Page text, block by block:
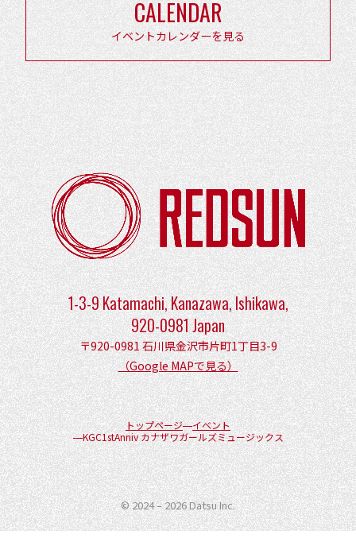
ョ
CALENDAR
イベントカレンダーを見る
1-3-9 Katamachi, Kanazawa, Ishikawa,
920-0981 Japan
〒920-0981 石川県金沢市片町1丁目3-9
（Google MAPで見る）
トップページ
イベント
KGC1stAnniv カナザワガールズミュージックス
© 2024 – 2026Datsu Inc.